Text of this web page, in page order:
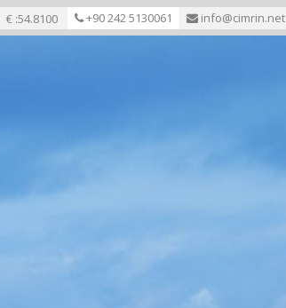
€ :54.8100 +90 242 5130061 info@cimrin.net